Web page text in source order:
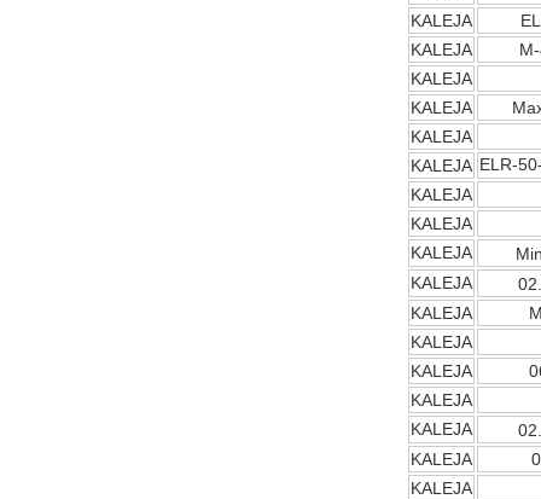
KALEJA
KALEJA
KALEJA
KALEJA
KALEJA
KALEJA ELR-
KALEJA
KALEJA
KALEJA
KALEJA
KALEJA
KALEJA
KALEJA
KALEJA
KALEJA
KALEJA
KALEJA